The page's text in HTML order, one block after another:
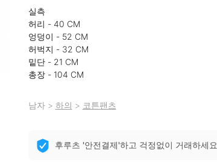
실측
허리 - 40 CM
엉덩이 - 52 CM
허벅지 - 32 CM
밑단 - 21 CM
총장 - 104 CM
남자> 하의 > 코튼팬츠
후루츠 '안전결제'하고 걱정없이 거래하세요